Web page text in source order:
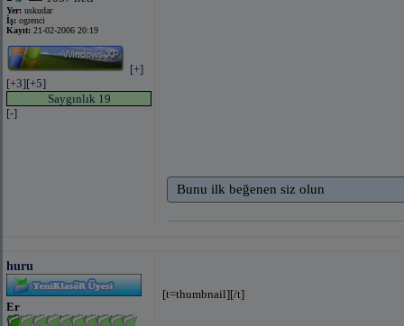
Yer: uskudar
İş: ogrenci
Kayıt: 21-02-2006 20:19
[+]
[+3][+5]
Saygınlık 19
[-]
Bunu ilk beğenen siz olun
huru
Er
[t=thumbnail][/t]